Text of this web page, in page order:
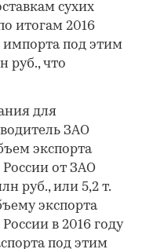
сухих
итогам 2016
импорта под этим
руб., что
для
ЗАО
экспорта
от ЗАО
руб., или 5,2 т.
экспорта
в 2016 году
под этим